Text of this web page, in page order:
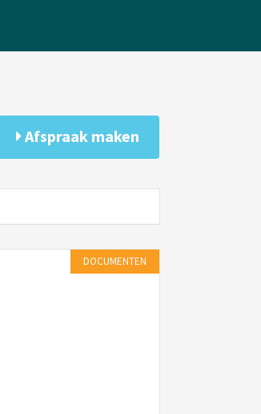
Afspraak maken
DOCUMENTEN